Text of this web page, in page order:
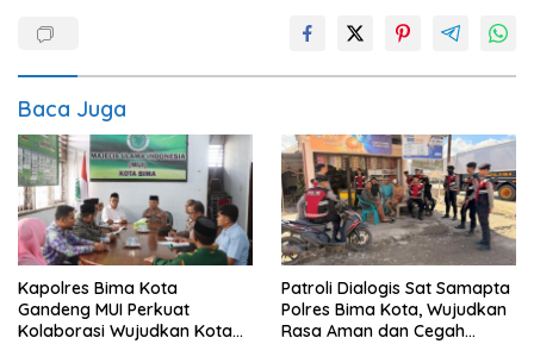
Baca Juga
Kapolres Bima Kota
Gandeng MUI Perkuat
Kolaborasi Wujudkan Kota
Patroli Dialogis Sat Samapta
Polres Bima Kota, Wujudkan
Rasa Aman dan Cegah